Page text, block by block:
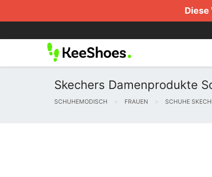
Diese
Skechers Damenprodukte
SCHUHEMODISCH FRAUEN SCHUHE